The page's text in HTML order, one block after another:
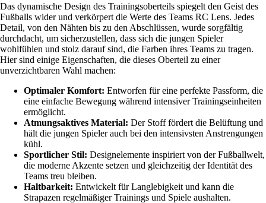
Das dynamische Design des Trainingsoberteils spiegelt den Geist des
Fußballs wider und verkörpert die Werte des Teams RC Lens. Jedes
Detail, von den Nähten bis zu den Abschlüssen, wurde sorgfältig
durchdacht, um sicherzustellen, dass sich die jungen Spieler
wohlfühlen und stolz darauf sind, die Farben ihres Teams zu tragen.
Hier sind einige Eigenschaften, die dieses Oberteil zu einer
unverzichtbaren Wahl machen:
Optimaler Komfort: Entworfen für eine perfekte Passform, die
eine einfache Bewegung während intensiver Trainingseinheiten
ermöglicht.
Atmungsaktives Material: Der Stoff fördert die Belüftung und
hält die jungen Spieler auch bei den intensivsten Anstrengungen
kühl.
Sportlicher Stil: Designelemente inspiriert von der Fußballwelt,
die moderne Akzente setzen und gleichzeitig der Identität des
Teams treu bleiben.
Haltbarkeit: Entwickelt für Langlebigkeit und kann die
Strapazen regelmäßiger Trainings und Spiele aushalten.